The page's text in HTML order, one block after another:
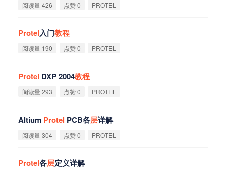
阅读量 426 点赞 0 PROTEL
Protel入门教程
阅读量 190 点赞 0 PROTEL
Protel DXP 2004教程
阅读量 293 点赞 0 PROTEL
Altium Protel PCB各层详解
阅读量 304 点赞 0 PROTEL
Protel各层定义详解